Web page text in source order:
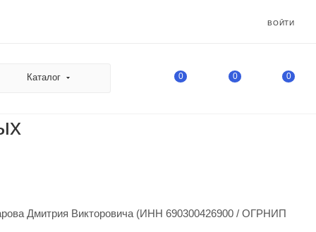
ВОЙТИ
Каталог 0 0 0
Дмитрия Викторовича (ИНН 690300426900 / ОГРНИП